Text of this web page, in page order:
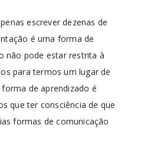
escrever dezenas de
é uma forma de
não pode estar restrita à
para termos um lugar de
de aprendizado é
que ter consciência de que
formas de comunicação